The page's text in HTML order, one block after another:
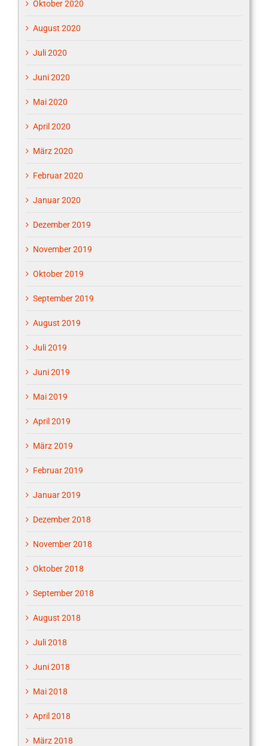
Oktober 2020
August 2020
Juli 2020
Juni 2020
Mai 2020
April 2020
März 2020
Februar 2020
Januar 2020
Dezember 2019
November 2019
Oktober 2019
September 2019
August 2019
Juli 2019
Juni 2019
Mai 2019
April 2019
März 2019
Februar 2019
Januar 2019
Dezember 2018
November 2018
Oktober 2018
September 2018
August 2018
Juli 2018
Juni 2018
Mai 2018
April 2018
März 2018